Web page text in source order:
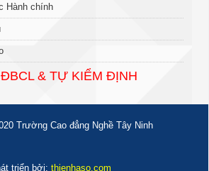
Hành chính
& TỰ KIỂM ĐỊNH
Trường Cao đẳng Nghề Tây Ninh
triển bởi: thienhaso.com